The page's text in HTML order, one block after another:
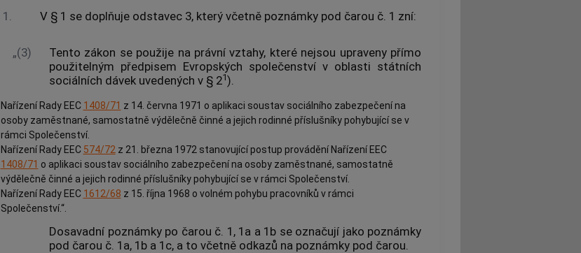
1.
V § 1 se doplňuje odstavec 3, který včetně poznámky pod čarou č. 1 zní:
„(3)
Tento zákon se použije na právní vztahy, které nejsou upraveny přímo
použitelným předpisem Evropských společenství v oblasti státních
sociálních dávek uvedených v § 21).
Nařízení Rady EEC 1408/71 z 14. června 1971 o aplikaci soustav sociálního zabezpečení na
osoby zaměstnané, samostatně výdělečně činné a jejich rodinné příslušníky pohybující se v
rámci Společenství.
Nařízení Rady EEC 574/72 z 21. března 1972 stanovující postup provádění Nařízení EEC
1408/71 o aplikaci soustav sociálního zabezpečení na osoby zaměstnané, samostatně
výdělečně činné a jejich rodinné příslušníky pohybující se v rámci Společenství.
Nařízení Rady EEC 1612/68 z 15. října 1968 o volném pohybu pracovníků v rámci
Společenství.“.
Dosavadní poznámky po čarou č. 1, 1a a 1b se označují jako poznámky
pod čarou č. 1a, 1b a 1c, a to včetně odkazů na poznámky pod čarou.